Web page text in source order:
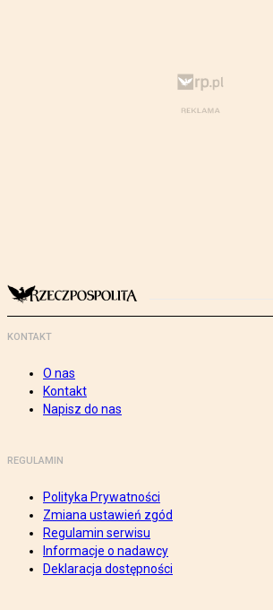
KONTAKT
O nas
Kontakt
Napisz do nas
REGULAMIN
Polityka Prywatności
Zmiana ustawień zgód
Regulamin serwisu
Informacje o nadawcy
Deklaracja dostępności